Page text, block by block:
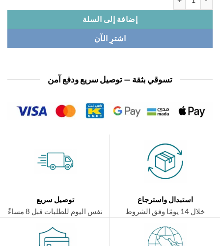
إضافة إلى السلة
اشترِ الآن
تسوقي بثقة — توصيل سريع ودفع آمن
استبدال واسترجاع
توصيل سريع
نفس اليوم للطلبات قبل 8 مساءً